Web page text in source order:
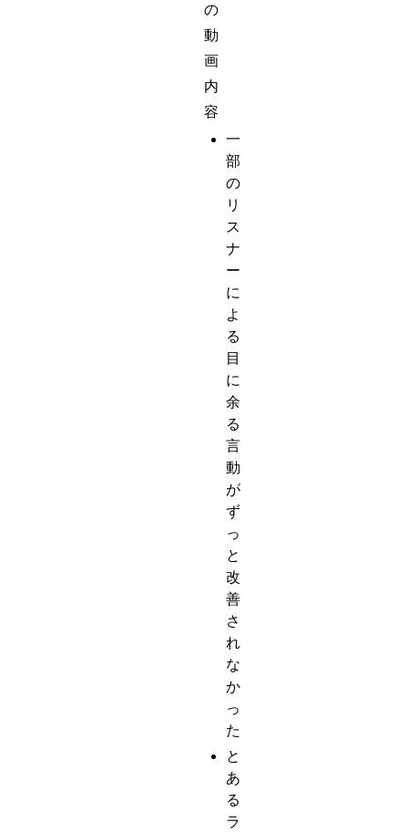
の
動
画
内
容
一
部
の
リ
ス
ナ
ー
に
よ
る
目
に
余
る
言
動
が
ず
っ
と
改
善
さ
れ
な
か
っ
た
と
あ
る
ラ